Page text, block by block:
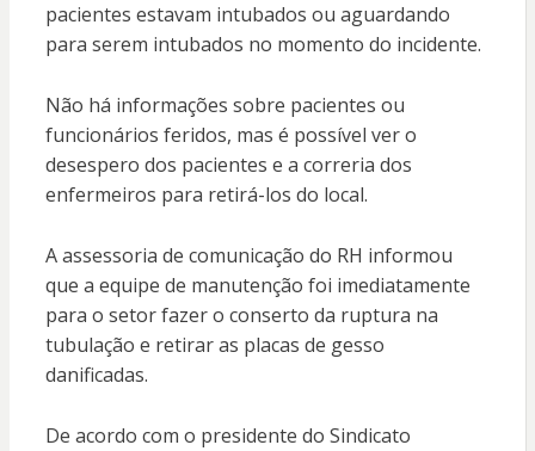
pacientes estavam intubados ou aguardando
para serem intubados no momento do incidente.
Não há informações sobre pacientes ou
funcionários feridos, mas é possível ver o
desespero dos pacientes e a correria dos
enfermeiros para retirá-los do local.
A assessoria de comunicação do RH informou
que a equipe de manutenção foi imediatamente
para o setor fazer o conserto da ruptura na
tubulação e retirar as placas de gesso
danificadas.
De acordo com o presidente do Sindicato